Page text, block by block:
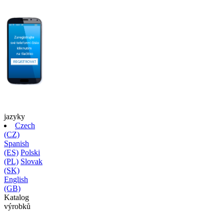
jazyky
Czech
(CZ)
Spanish
(ES) Polski
(PL) Slovak
(SK)
English
(GB)
Katalog
výrobků